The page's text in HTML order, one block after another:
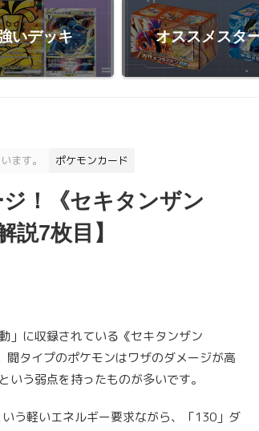
いデッキ オススメスタ
ます。
ポケモンカード
ジ！《セキタンザン
説7枚目】
」に収録されている《セキタンザン
タイプのポケモンはワザのダメージが高
う弱点を持ったものが多いです。
う軽いエネルギー要求ながら、「130」ダ